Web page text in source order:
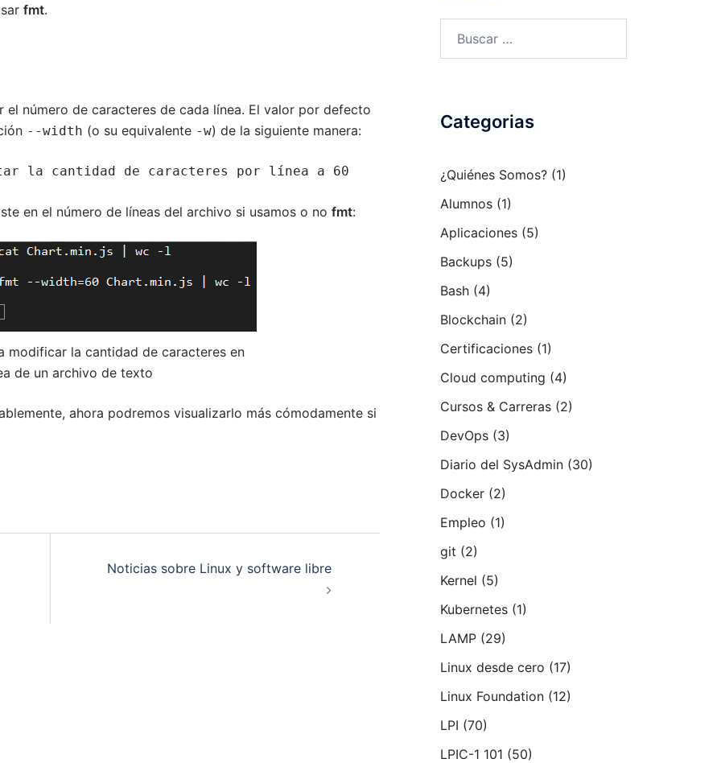
fmt.
número de caracteres de cada línea. El valor por defecto
--width (o su equivalente -w) de la siguiente manera:
la cantidad de caracteres por línea a 60
en el número de líneas del archivo si usamos o no fmt:
modificar la cantidad de caracteres en
de un archivo de texto
ahora podremos visualizarlo más cómodamente si
Noticias sobre Linux y software libre
Categorias
¿Quiénes Somos?(1)
Alumnos(1)
Aplicaciones(5)
Backups(5)
Bash(4)
Blockchain(2)
Certificaciones(1)
Cloud computing (4)
Cursos & Carreras(2)
DevOps(3)
Diario del SysAdmin(30)
Docker(2)
Empleo (1)
git (2)
Kernel (5)
Kubernetes(1)
LAMP(29)
Linux desde cero (17)
Linux Foundation(12)
LPI (70)
LPIC-1 101 (50)